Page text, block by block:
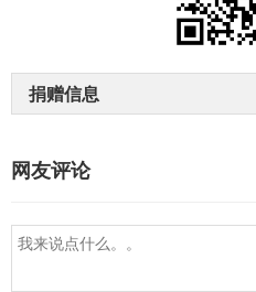
捐赠信息
网友评论